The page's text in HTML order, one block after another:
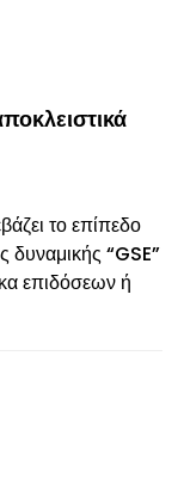
© enkinisi.gr
το επίπεδο
δυναμικής “GSE”
επιδόσεων ή